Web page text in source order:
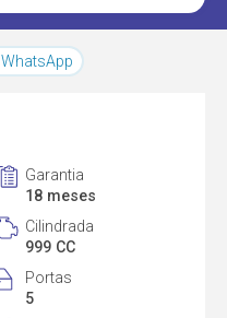
WhatsApp
Garantia
18 meses
Cilindrada
999 CC
Portas
5